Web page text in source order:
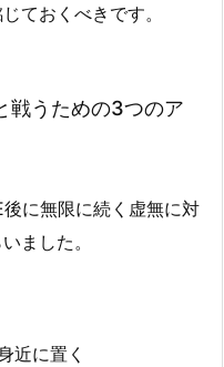
ておくべきです。
戦うための3つのア
に無限に続く虚無に対
ました。
近に置く